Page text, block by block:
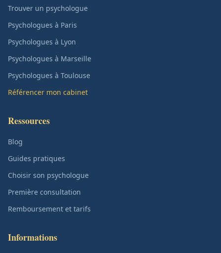
Trouver un psychologue
Psychologues à Paris
Psychologues à Lyon
Psychologues à Marseille
Psychologues à Toulouse
Référencer mon cabinet
Ressources
Blog
Guides pratiques
Choisir son psychologue
Première consultation
Remboursement et tarifs
Informations